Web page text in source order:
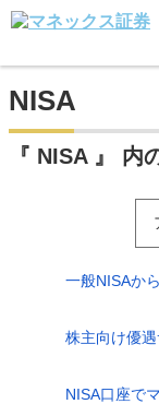
NISA
『 NISA 』 内
一般NISAか
株主向け優
NISA口座で